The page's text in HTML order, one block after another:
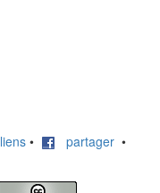
liens • partager •